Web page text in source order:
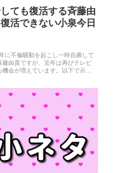
ても復活する斉藤由
活できない小泉今日
に不倫騒動を起こし一時自粛して
藤由貴ですが、近年は再びテレビ
機会が増えています。以下で示
覧を御覧ください。放送日ドラマ